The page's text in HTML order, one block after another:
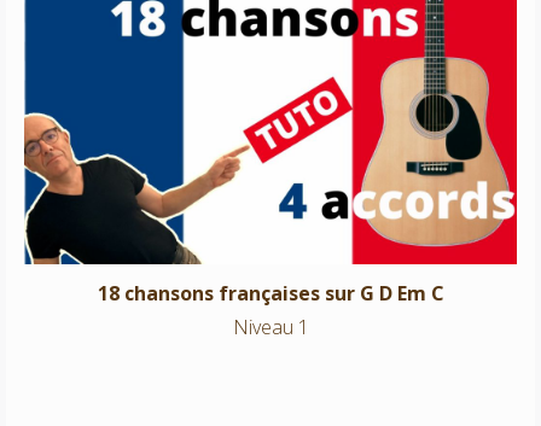
18 chansons françaises sur G D Em C
Niveau 1
18 chansons françaises sur G D Em C
Niveau 1